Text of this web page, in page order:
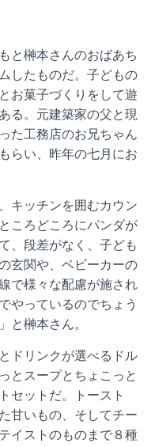
と榊本さんのおばあち
したものだ。子どもの
お菓子づくりをして遊
る。元建築家の父と現
た工務店のお兄ちゃん
らい、昨年の七月にお
キッチンを囲むカウン
ころどころにパンダが
、段差がなく、子ども
玄関や、ベビーカーの
で様々な配慮が施され
やっているのでちょう
と榊本さん。
ドリンクが選べるドル
とスープとちょこっと
セットだ。トースト
甘いもの、そしてチー
イストのものまで８種